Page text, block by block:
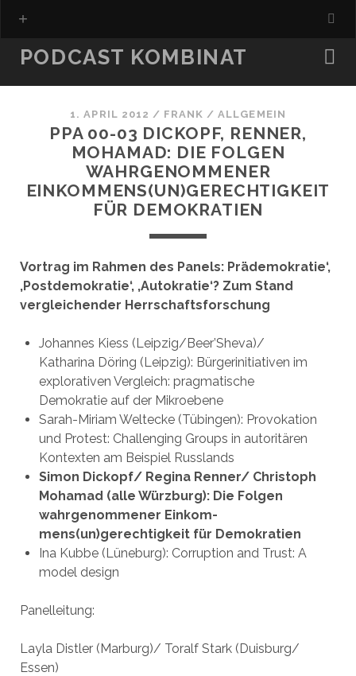
PODCAST KOMBINAT
1. APRIL 2012 / FRANK /ALLGEMEIN
PPA 00-03 DICKOPF, RENNER,
MOHAMAD: DIE FOLGEN
WAHRGENOMMENER
EINKOMMENS(UN)GERECHTIGKEIT
FÜR DEMOKRATIEN
Vortrag im Rahmen des Panels: Prädemokratie‘,
‚Postdemokratie‘, ‚Autokratie‘? Zum Stand
vergleichender Herrschaftsforschung
Johannes Kiess (Leipzig/Beer’Sheva)/
Katharina Döring (Leipzig): Bürgerinitiativen im
explorativen Vergleich: pragmatische
Demokratie auf der Mikroebene
Sarah-Miriam Weltecke (Tübingen): Provokation
und Protest: Challenging Groups in autoritären
Kontexten am Beispiel Russlands
Simon Dickopf/ Regina Renner/ Christoph
Mohamad (alle Würzburg): Die Folgen
wahrgenommener Einkom-
mens(un)gerechtigkeit für Demokratien
Ina Kubbe (Lüneburg): Corruption and Trust: A
model design
Panelleitung:
Layla Distler (Marburg)/ Toralf Stark (Duisburg/
Essen)